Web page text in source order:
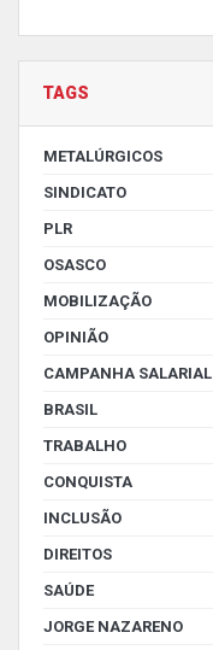
TAGS
METALÚRGICOS
SINDICATO
PLR
OSASCO
MOBILIZAÇÃO
OPINIÃO
CAMPANHA SALARIAL
BRASIL
TRABALHO
CONQUISTA
INCLUSÃO
DIREITOS
SAÚDE
JORGE NAZARENO